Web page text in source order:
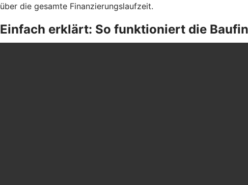
über die gesamte Finanzierungslaufzeit.
Einfach erklärt: So funktioniert die